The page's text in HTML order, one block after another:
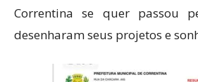
Correntina se quer passou
desenharam seus projetos e